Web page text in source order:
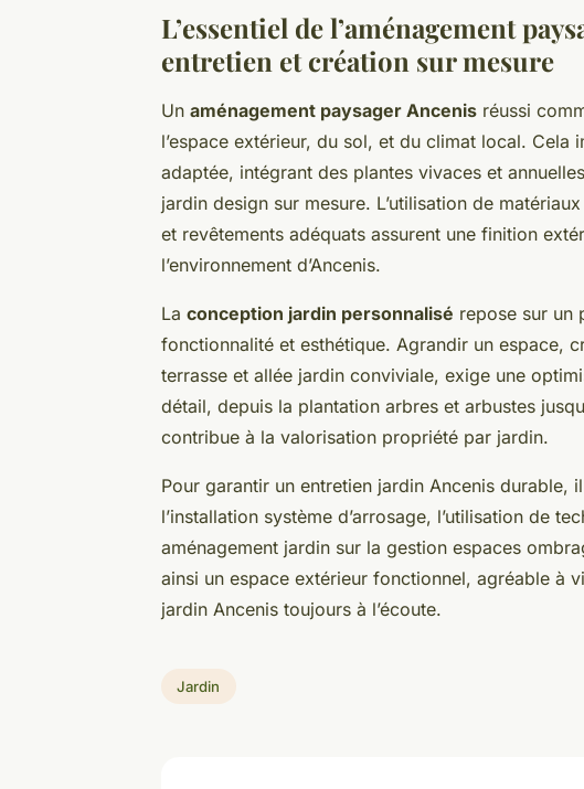
L’essentiel de l’aménagement
entretien et création sur mesure
Un aménagement paysager Ancenis réussi
l’espace extérieur, du sol, et du climat local.
adaptée, intégrant des plantes vivaces et
jardin design sur mesure. L’utilisation de
et revêtements adéquats assurent une finition
l’environnement d’Ancenis.
La conception jardin personnalisé repose sur un
fonctionnalité et esthétique. Agrandir un espace,
terrasse et allée jardin conviviale, exige une
détail, depuis la plantation arbres et arbustes
contribue à la valorisation propriété par jardin.
Pour garantir un entretien jardin Ancenis durable,
l’installation système d’arrosage, l’utilisation de
aménagement jardin sur la gestion espaces
ainsi un espace extérieur fonctionnel, agréable à
jardin Ancenis toujours à l’écoute.
Jardin